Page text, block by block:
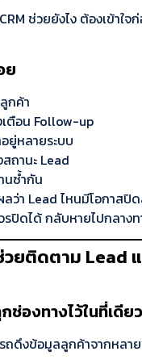
ช่วยยังไง ต้องเข้าใ
ย
กค้า
เตือน Follow-up
ยู่หลายระบบ
ถานะ Lead
นซ้ำกัน
ลว่า Lead ไหนมีโอกาสปิ
ปิดได้ กลับหายไปกลางท
วยติดตาม Lead
ช่องทางไว้ในที่เดียว
ถดึงข้อมูลลูกค้าจากหลา